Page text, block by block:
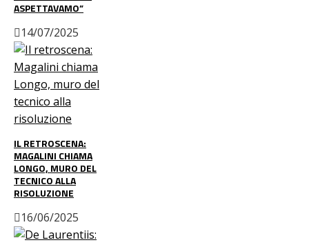
ASPETTAVAMO”
14/07/2025
IL RETROSCENA:
MAGALINI CHIAMA
LONGO, MURO DEL
TECNICO ALLA
RISOLUZIONE
16/06/2025